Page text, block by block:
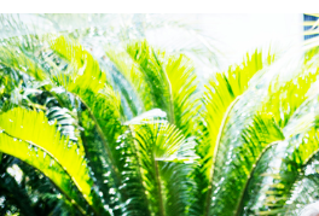
て、91年、二度目の起業としてバル
中之島公園内のカフェや140年の伝
リアの世界２号店など、30店舗以上
『一杯のカフェの力を信じますか』
本一カフェで街を変える男』（グラ
評を博したKBS京都の日曜深夜番組
につく前に』が、13年4月に再開、